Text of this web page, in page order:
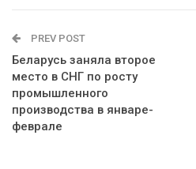
PREV POST
Беларусь заняла второе
место в СНГ по росту
промышленного
производства в январе-
феврале